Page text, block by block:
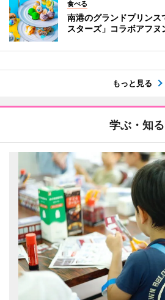
食べる
南港のグランドプリン
スターズ」コラボアフヌ
もっと見る
学ぶ・知る